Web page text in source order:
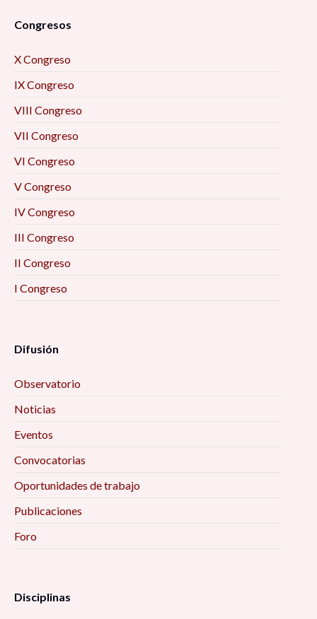
Congresos
X Congreso
IX Congreso
VIII Congreso
VII Congreso
VI Congreso
V Congreso
IV Congreso
III Congreso
II Congreso
I Congreso
Difusión
Observatorio
Noticias
Eventos
Convocatorias
Oportunidades de trabajo
Publicaciones
Foro
Disciplinas